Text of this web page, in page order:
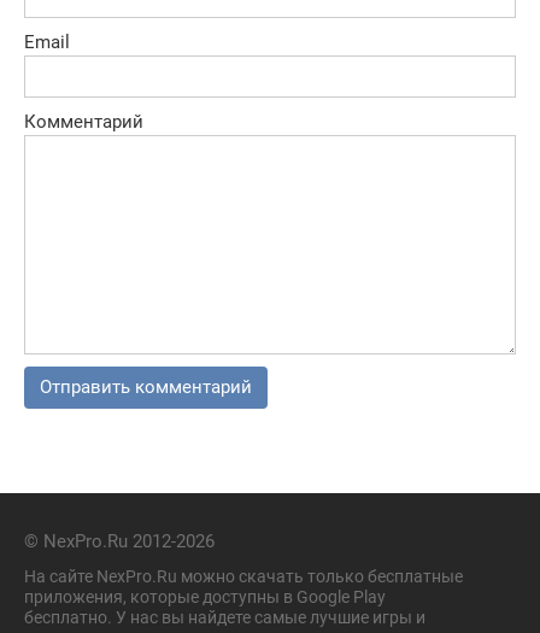
Email
Комментарий
© NexPro.Ru 2012-2026
На сайте NexPro.Ru можно скачать только бесплатные
приложения, которые доступны в Google Play
бесплатно. У нас вы найдете самые лучшие игры и